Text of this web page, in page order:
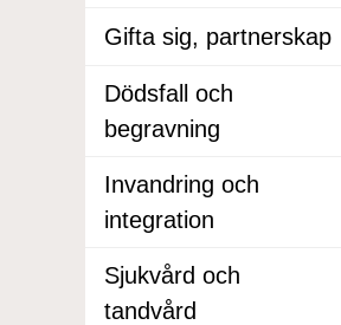
Gifta sig, partnerskap
Dödsfall och
begravning
Invandring och
integration
Sjukvård och
tandvård